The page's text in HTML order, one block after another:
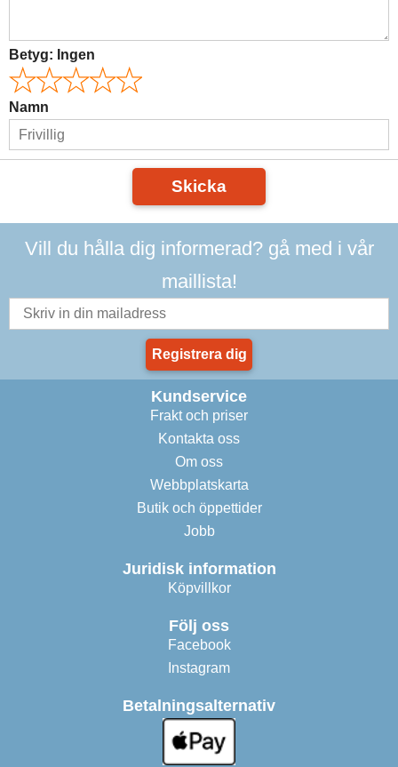
Betyg: Ingen
Namn
Skicka
Vill du hålla dig informerad? gå med i vår
maillista!
Registrera dig
Kundservice
Frakt och priser
Kontakta oss
Om oss
Webbplatskarta
Butik och öppettider
Jobb
Juridisk information
Köpvillkor
Följ oss
Facebook
Instagram
Betalningsalternativ